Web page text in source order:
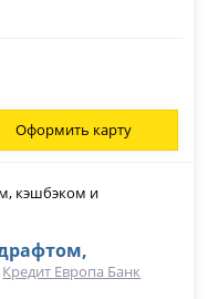
Оформить карту
Кредит Европа Банк